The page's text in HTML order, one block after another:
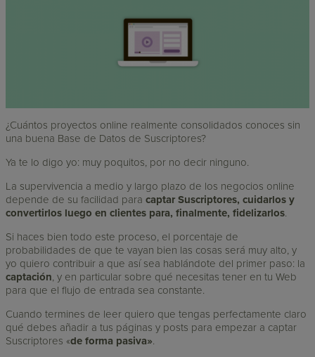
¿Cuántos proyectos online realmente consolidados conoces sin
una buena Base de Datos de Suscriptores?
Ya te lo digo yo: muy poquitos, por no decir ninguno.
La supervivencia a medio y largo plazo de los negocios online
depende de su facilidad paracaptar Suscriptores, cuidarlos y
convertirlos luego en clientes para, finalmente, fidelizarlos.
Si haces bien todo este proceso, el porcentaje de
probabilidades de que te vayan bien las cosas será muy alto, y
yo quiero contribuir a que así sea hablándote del primer paso: la
captación, y en particular sobre qué necesitas tener en tu Web
para que el flujo de entrada sea constante.
Cuando termines de leer quiero que tengas perfectamente claro
qué debes añadir a tus páginas y posts para empezar a captar
Suscriptores «de forma pasiva».